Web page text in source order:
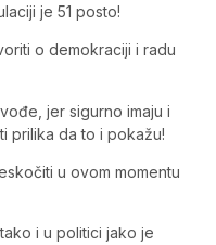
je 51 posto!
o demokraciji i radu
jer sigurno imaju i
prilika da to i pokažu!
u ovom momentu
i u politici jako je